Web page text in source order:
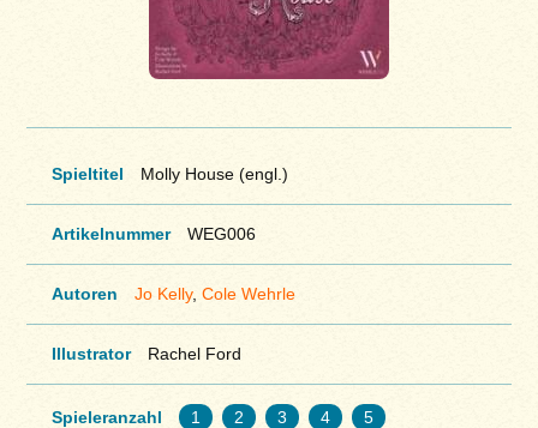
Spieltitel Molly House (engl.)
Artikelnummer WEG006
Autoren Jo Kelly, Cole Wehrle
Illustrator Rachel Ford
Spieleranzahl 1 2 3 4 5